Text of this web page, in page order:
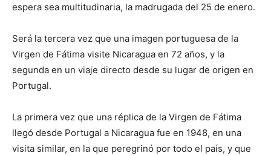
espera sea multitudinaria, la madrugada del 25 de enero.
Será la tercera vez que una imagen portuguesa de la
Virgen de Fátima visite Nicaragua en 72 años, y la
segunda en un viaje directo desde su lugar de origen en
Portugal.
La primera vez que una réplica de la Virgen de Fátima
llegó desde Portugal a Nicaragua fue en 1948, en una
visita similar, en la que peregrinó por todo el país, y que